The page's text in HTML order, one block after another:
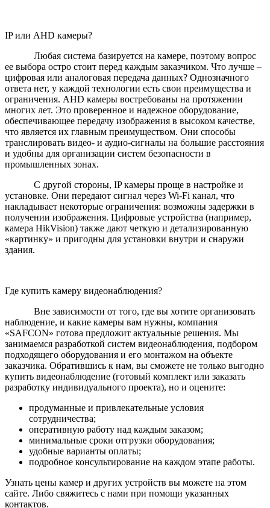
IP или AHD камеры?
Любая система базируется на камере, поэтому вопрос
ее выбора остро стоит перед каждым заказчиком. Что лучше –
цифровая или аналоговая передача данных? Однозначного
ответа нет, у каждой технологии есть свои преимущества и
ограничения. AHD камеры востребованы на протяжении
многих лет. Это проверенное и надежное оборудование,
обеспечивающее передачу изображения в высоком качестве,
что является их главным преимуществом. Они способы
транслировать видео- и аудио-сигналы на большие расстояния
и удобны для организации систем безопасности в
промышленных зонах.
С другой стороны, IP камеры проще в настройке и
установке. Они передают сигнал через Wi-Fi канал, что
накладывает некоторые ограничения: возможны задержки в
получении изображения. Цифровые устройства (например,
камера HikVision) также дают четкую и детализированную
«картинку» и пригодны для установки внутри и снаружи
здания.
Где купить камеру видеонаблюдения?
Вне зависимости от того, где вы хотите организовать
наблюдение, и какие камеры вам нужны, компания
«SAFCON» готова предложит актуальные решения. Мы
занимаемся разработкой систем видеонаблюдения, подбором
подходящего оборудования и его монтажом на объекте
заказчика. Обратившись к нам, вы сможете не только выгодно
купить видеонаблюдение (готовый комплект или заказать
разработку индивидуального проекта), но и оцените:
продуманные и привлекательные условия
сотрудничества;
оперативную работу над каждым заказом;
минимальные сроки отгрузки оборудования;
удобные варианты оплаты;
подробное консультирование на каждом этапе работы.
Узнать цены камер и других устройств вы можете на этом
сайте. Либо свяжитесь с нами при помощи указанных
контактов.